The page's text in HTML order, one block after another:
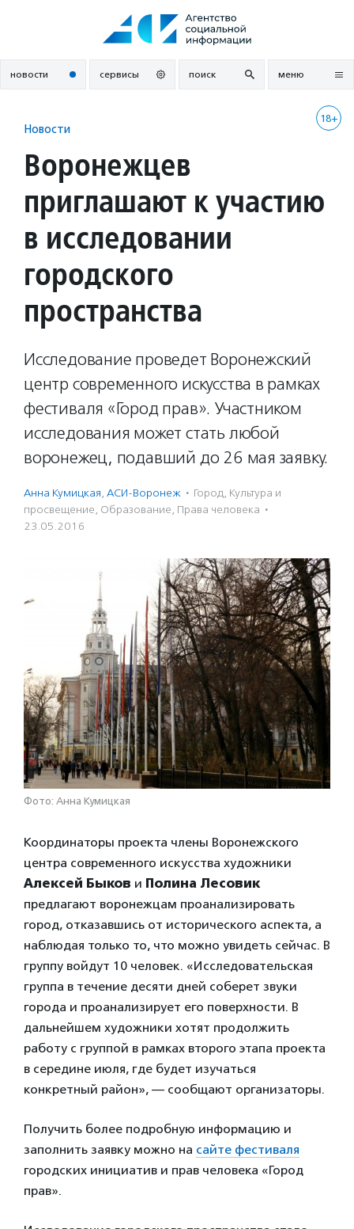
новости сервисы поиск меню
18+
Новости
Воронежцев
приглашают к участию
в исследовании
городского
пространства
Исследование проведет Воронежский
центр современного искусства в рамках
фестиваля «Город прав». Участником
исследования может стать любой
воронежец, подавший до 26 мая заявку.
Анна Кумицкая, АСИ-Воронеж · Город, Культура и
просвещение, Образование, Права человека ·
23.05.2016
Фото: Анна Кумицкая
Координаторы проекта члены Воронежского
центра современного искусства художники
Алексей Быков и Полина Лесовик
предлагают воронежцам проанализировать
город, отказавшись от исторического аспекта, а
наблюдая только то, что можно увидеть сейчас. В
группу войдут 10 человек. «Исследовательская
группа в течение десяти дней соберет звуки
города и проанализирует его поверхности. В
дальнейшем художники хотят продолжить
работу с группой в рамках второго этапа проекта
в середине июля, где будет изучаться
конкретный район», — сообщают организаторы.
Получить более подробную информацию и
заполнить заявку можно на сайте фестиваля
городских инициатив и прав человека «Город
прав».